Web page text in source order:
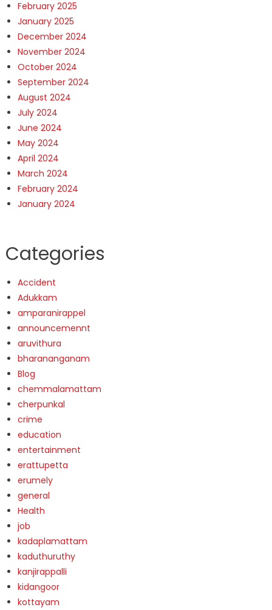
February 2025
January 2025
December 2024
November 2024
October 2024
September 2024
August 2024
July 2024
June 2024
May 2024
April 2024
March 2024
February 2024
January 2024
Categories
Accident
Adukkam
amparanirappel
announcemennt
aruvithura
bharananganam
Blog
chemmalamattam
cherpunkal
crime
education
entertainment
erattupetta
erumely
general
Health
job
kadaplamattam
kaduthuruthy
kanjirappalli
kidangoor
kottayam